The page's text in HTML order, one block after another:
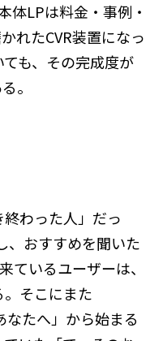
体LPは料金・事例・
れたCVR装置になっ
も、その完成度が
。
わった人」だっ
、おすすめを聞いた
ているユーザーは、
そこにまた
なたへ」から始まる